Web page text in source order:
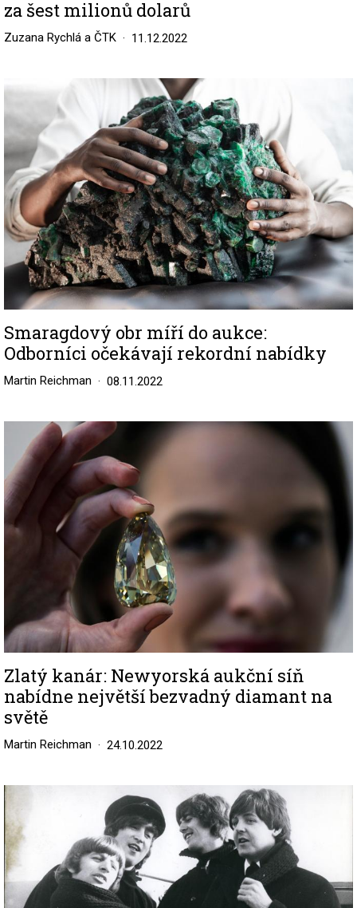
za šest milionů dolarů
Zuzana Rychlá a ČTK 11.12.2022
Image
Smaragdový obr míří do aukce:
Odborníci očekávají rekordní nabídky
Martin Reichman 08.11.2022
Image
Zlatý kanár: Newyorská aukční síň
nabídne největší bezvadný diamant na
světě
Martin Reichman 24.10.2022
Image